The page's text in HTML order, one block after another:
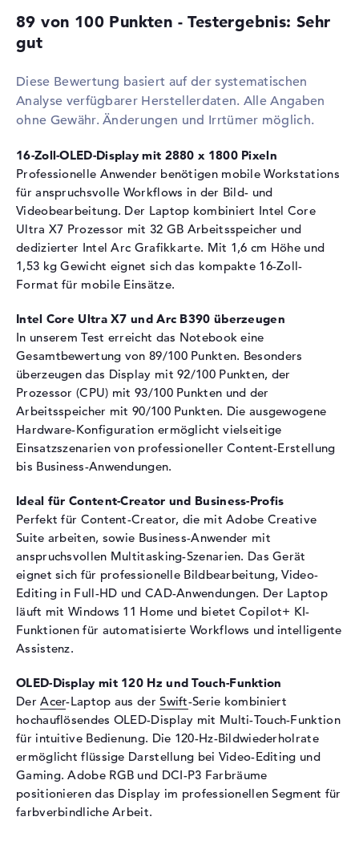
1. Steckplatz
32 GB
Installiert
Festplatte
Festplatte
1 TB SSD
Optische Speicher
Laufwerks-Typ
ohne Laufwerk
Display-Typ
16" TFT
Max. Auflösung
2880 x 1800
Besonderheiten
Multi-Touchscreen, glänzend,
OLED-Display, Adobe RGB,
DCI-P3
Kartenleser
Unterstützte Flash-
Speicherkarten
microSD
Audio
Webcam
Sensorauflösung
2 MP
Eingabegeräte
Eingabegeräte
Multi-Touch-Trackpad, Multi-
Touchscreen, Tastatur
Tastatur
Beleuchtet (hintergrund)
Netzwerk
WLAN
802.11a, 802.11ac, 802.11ax,
802.11b, 802.11be, 802.11g,
802.11n
Bluetooth
Bluetooth 5.4
Erweiterung / Konnektivität
Schnittstellen
2 x Thunderbolt 4, 2 x USB 3.2
89 von 100 Punkten - Testergebnis: Sehr
gut
Diese Bewertung basiert auf der systematischen
Analyse verfügbarer Herstellerdaten. Alle Angaben
ohne Gewähr. Änderungen und Irrtümer möglich.
16-Zoll-OLED-Display mit 2880 x 1800 Pixeln
Professionelle Anwender benötigen mobile Workstations
für anspruchsvolle Workflows in der Bild- und
Videobearbeitung. Der Laptop kombiniert Intel Core
Ultra X7 Prozessor mit 32 GB Arbeitsspeicher und
dedizierter Intel Arc Grafikkarte. Mit 1,6 cm Höhe und
1,53 kg Gewicht eignet sich das kompakte 16-Zoll-
Format für mobile Einsätze.
Intel Core Ultra X7 und Arc B390 überzeugen
In unserem Test erreicht das Notebook eine
Gesamtbewertung von 89/100 Punkten. Besonders
überzeugen das Display mit 92/100 Punkten, der
Prozessor (CPU) mit 93/100 Punkten und der
Arbeitsspeicher mit 90/100 Punkten. Die ausgewogene
Hardware-Konfiguration ermöglicht vielseitige
Einsatzszenarien von professioneller Content-Erstellung
bis Business-Anwendungen.
Ideal für Content-Creator und Business-Profis
Perfekt für Content-Creator, die mit Adobe Creative
Suite arbeiten, sowie Business-Anwender mit
anspruchsvollen Multitasking-Szenarien. Das Gerät
eignet sich für professionelle Bildbearbeitung, Video-
Editing in Full-HD und CAD-Anwendungen. Der Laptop
läuft mit Windows 11 Home und bietet Copilot+ KI-
Funktionen für automatisierte Workflows und intelligente
Assistenz.
OLED-Display mit 120 Hz und Touch-Funktion
DerAcer-Laptop aus derSwift-Serie kombiniert
hochauflösendes OLED-Display mit Multi-Touch-Funktion
für intuitive Bedienung. Die 120-Hz-Bildwiederholrate
ermöglicht flüssige Darstellung bei Video-Editing und
Gaming. Adobe RGB und DCI-P3 Farbräume
positionieren das Display im professionellen Segment für
farbverbindliche Arbeit.